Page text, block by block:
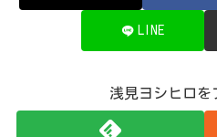
LINE
浅見ヨシヒロを